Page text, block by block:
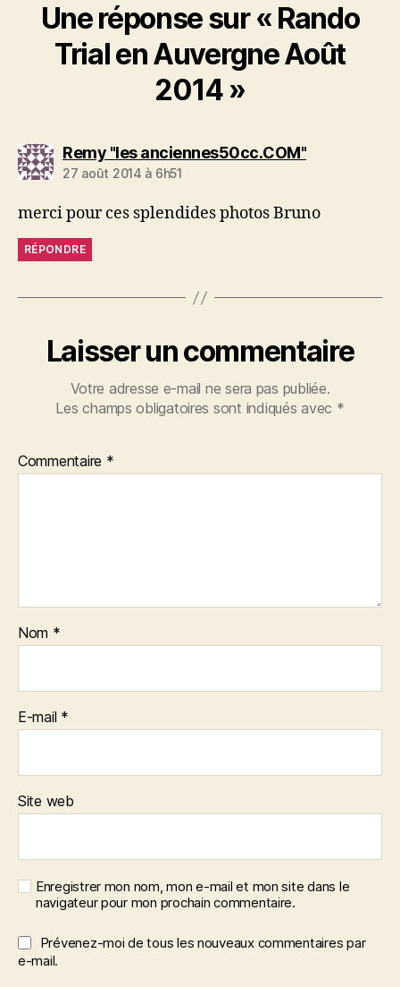
Une réponse sur « Rando
Trial en Auvergne Août
2014 »
Remy "les anciennes50cc.COM"dit :
27 août 2014 à 6h51
merci pour ces splendides photos Bruno
RÉPONDRE
Laisser un commentaire
Votre adresse e-mail ne sera pas publiée.
Les champs obligatoires sont indiqués avec *
Commentaire *
Nom *
E-mail *
Site web
Enregistrer mon nom, mon e-mail et mon site dans le
navigateur pour mon prochain commentaire.
Prévenez-moi de tous les nouveaux commentaires par
e-mail.